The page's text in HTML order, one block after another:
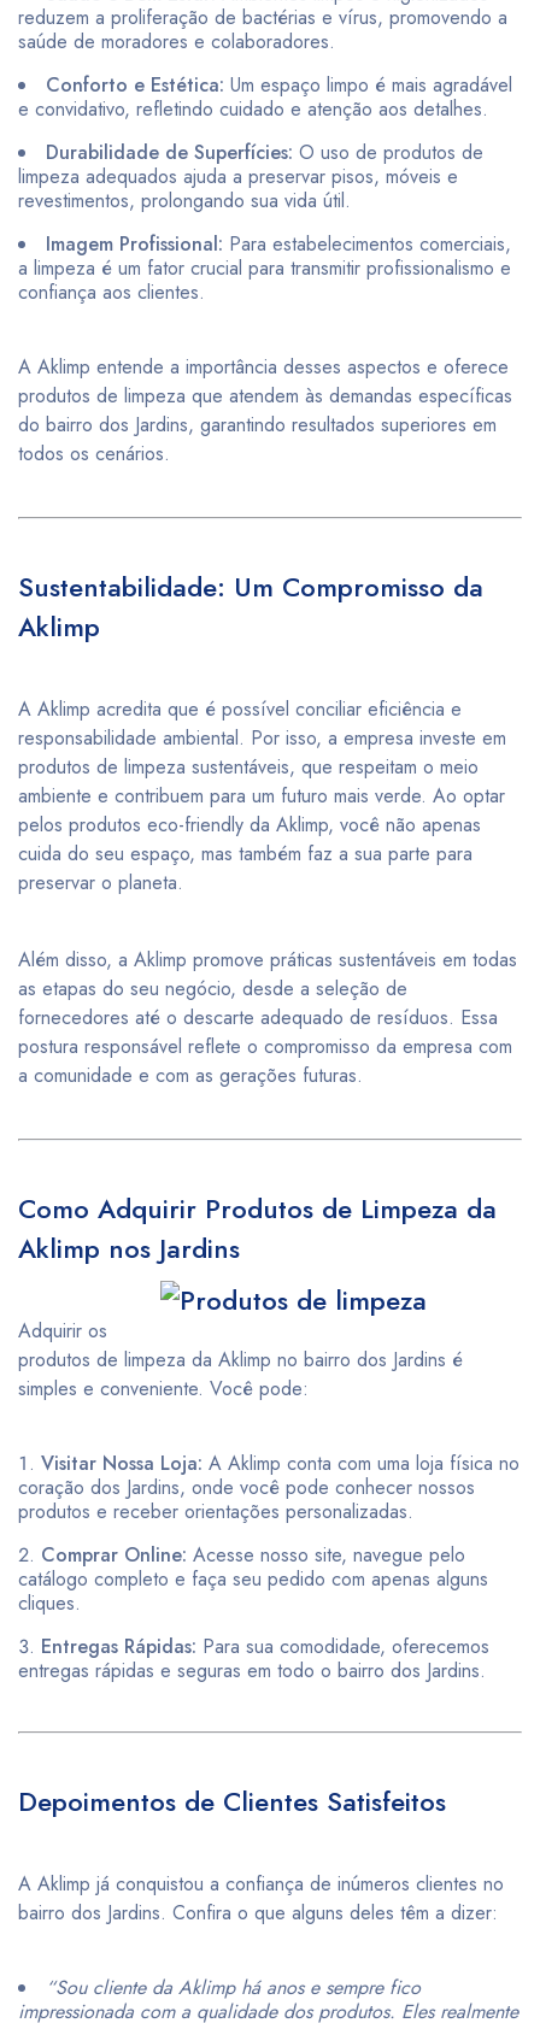
reduzem a proliferação de bactérias e vírus, promovendo a
saúde de moradores e colaboradores.
Conforto e Estética: Um espaço limpo é mais agradável
e convidativo, refletindo cuidado e atenção aos detalhes.
Durabilidade de Superfícies: O uso de produtos de
limpeza adequados ajuda a preservar pisos, móveis e
revestimentos, prolongando sua vida útil.
Imagem Profissional: Para estabelecimentos comerciais,
a limpeza é um fator crucial para transmitir profissionalismo e
confiança aos clientes.
A Aklimp entende a importância desses aspectos e oferece
produtos de limpeza que atendem às demandas específicas
do bairro dos Jardins, garantindo resultados superiores em
todos os cenários.
Sustentabilidade: Um Compromisso da
Aklimp
A Aklimp acredita que é possível conciliar eficiência e
responsabilidade ambiental. Por isso, a empresa investe em
produtos de limpeza sustentáveis, que respeitam o meio
ambiente e contribuem para um futuro mais verde. Ao optar
pelos produtos eco-friendly da Aklimp, você não apenas
cuida do seu espaço, mas também faz a sua parte para
preservar o planeta.
Além disso, a Aklimp promove práticas sustentáveis em todas
as etapas do seu negócio, desde a seleção de
fornecedores até o descarte adequado de resíduos. Essa
postura responsável reflete o compromisso da empresa com
a comunidade e com as gerações futuras.
Como Adquirir Produtos de Limpeza da
Aklimp nos Jardins
Adquirir os
produtos de limpeza da Aklimp no bairro dos Jardins é
simples e conveniente. Você pode:
Visitar Nossa Loja: A Aklimp conta com uma loja física no
coração dos Jardins, onde você pode conhecer nossos
produtos e receber orientações personalizadas.
Comprar Online: Acesse nosso site, navegue pelo
catálogo completo e faça seu pedido com apenas alguns
cliques.
Entregas Rápidas: Para sua comodidade, oferecemos
entregas rápidas e seguras em todo o bairro dos Jardins.
Depoimentos de Clientes Satisfeitos
A Aklimp já conquistou a confiança de inúmeros clientes no
bairro dos Jardins. Confira o que alguns deles têm a dizer:
“Sou cliente da Aklimp há anos e sempre fico
impressionada com a qualidade dos produtos. Eles realmente